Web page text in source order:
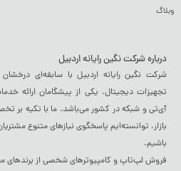
وبلاگ
درباره شرکت نگین رایانه اردبیل
شرکت نگین رایانه اردبیل با سابقه‌ای
تجهیزات دیجیتال، یکی از پیشگامان ارائه
آی‌تی و شبکه در کشور می‌باشد. ما با تکیه بر
بازار، توانسته‌ایم پاسخگوی نیازهای متنوع
باشیم.
فروش لپ‌تاپ و کامپیوترهای شخصی از برندهای